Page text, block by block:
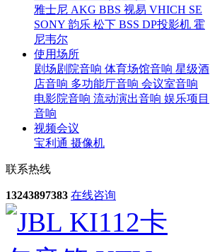
雅士尼 AKG BBS 视易 VHICH SE
SONY 韵乐 松下 BSS DP投影机 霍
尼韦尔
使用场所
剧场剧院音响 体育场馆音响 星级酒
店音响 多功能厅音响 会议室音响
电影院音响 流动演出音响 娱乐项目
音响
视频会议
宝利通 摄像机
联系热线
13243897383 在线咨询